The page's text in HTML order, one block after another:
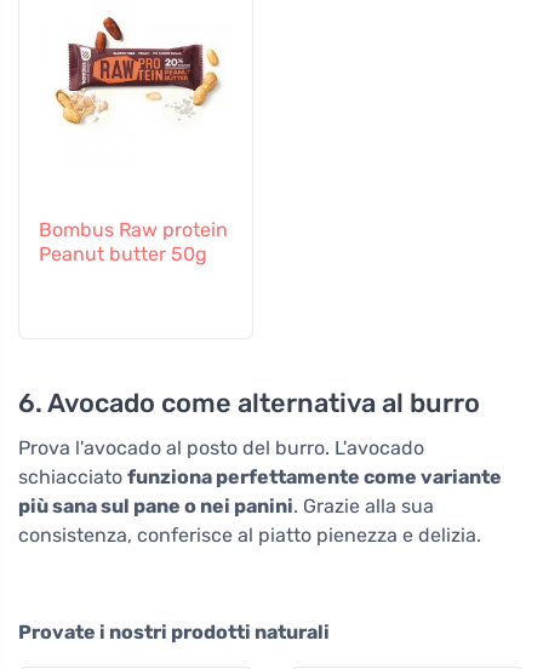
Bombus Raw protein
Peanut butter 50g
6. Avocado come alternativa al burro
Prova l'avocado al posto del burro. L'avocado
schiacciato funziona perfettamente come variante
più sana sul pane o nei panini. Grazie alla sua
consistenza, conferisce al piatto pienezza e delizia.
Provate i nostri prodotti naturali